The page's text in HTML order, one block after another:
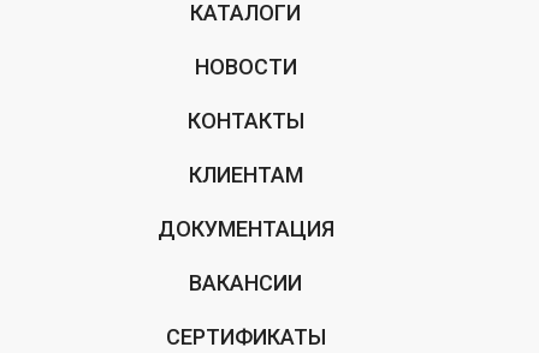
КАТАЛОГИ
НОВОСТИ
КОНТАКТЫ
КЛИЕНТАМ
ДОКУМЕНТАЦИЯ
ВАКАНСИИ
СЕРТИФИКАТЫ